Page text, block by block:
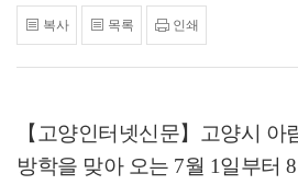
복사 목록 인쇄
【고양인터넷신문】
고양시 아
방학을 맞아 오는 7월 1일부터 8